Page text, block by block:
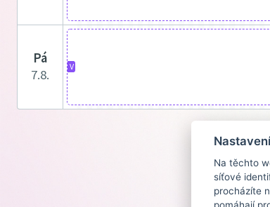
pá
7.8.
V
Na těchto
síťové
procházíte